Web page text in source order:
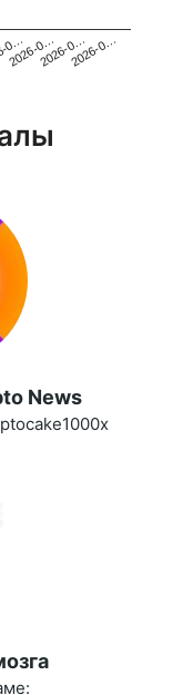
0…
2026-0…2026-0…2026-0…
News